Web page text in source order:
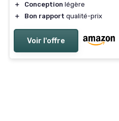
＋
Conception légère
＋
Bon rapport qualité-prix
Voir l'offre